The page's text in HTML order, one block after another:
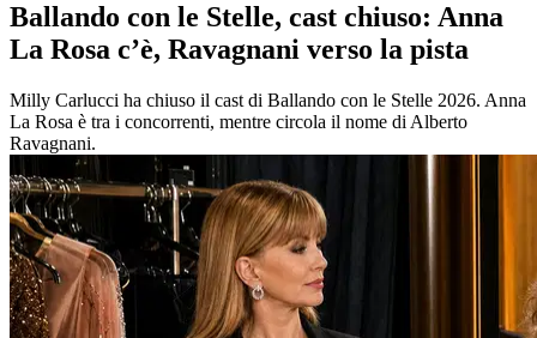
Ballando con le Stelle, cast chiuso: Anna
La Rosa c’è, Ravagnani verso la pista
Milly Carlucci ha chiuso il cast di Ballando con le Stelle 2026. Anna
La Rosa è tra i concorrenti, mentre circola il nome di Alberto
Ravagnani.